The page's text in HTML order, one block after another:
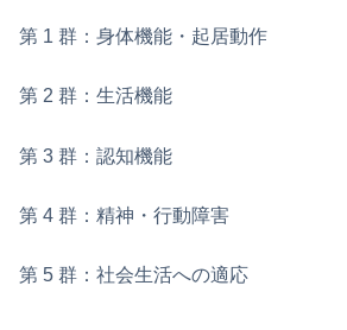
第 1 群：身体機能・起居動作
第 2 群：生活機能
第 3 群：認知機能
第 4 群：精神・行動障害
第 5 群：社会生活への適応